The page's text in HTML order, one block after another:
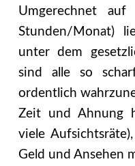
Umgerechnet
Stunden/Monat)
unter dem
sind alle so
ordentlich
Zeit und Ahnung
viele
Geld und Ansehen